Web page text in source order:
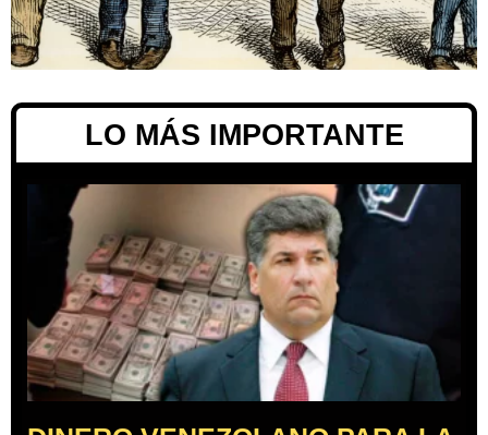
LO MÁS IMPORTANTE